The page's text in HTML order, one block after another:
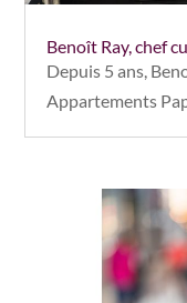
Benoît Ray, chef
Depuis 5 ans,
Appartements